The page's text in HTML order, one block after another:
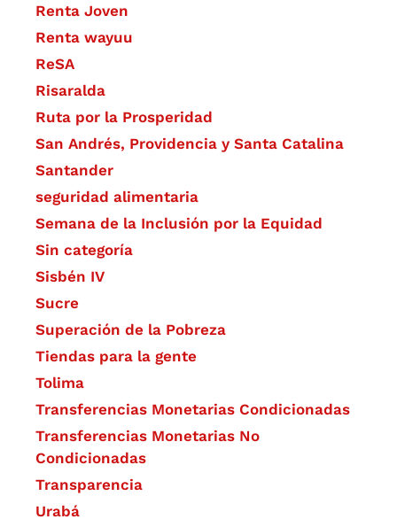
Renta Joven
Renta wayuu
ReSA
Risaralda
Ruta por la Prosperidad
San Andrés, Providencia y Santa Catalina
Santander
seguridad alimentaria
Semana de la Inclusión por la Equidad
Sin categoría
Sisbén IV
Sucre
Superación de la Pobreza
Tiendas para la gente
Tolima
Transferencias Monetarias Condicionadas
Transferencias Monetarias No
Condicionadas
Transparencia
Urabá